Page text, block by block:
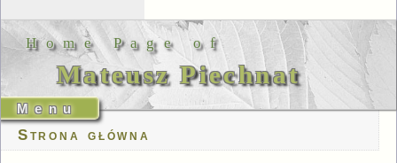
Home Page of
Mateusz Piechnat
Strona główna